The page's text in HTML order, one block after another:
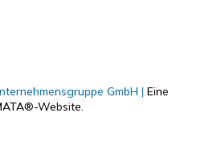
GmbH | Eine
Website.